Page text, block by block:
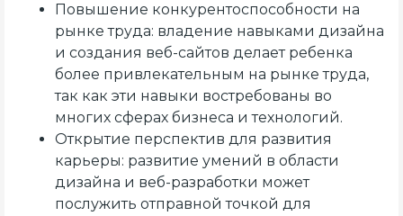
Повышение конкурентоспособности на
рынке труда: владение навыками дизайна
и создания веб-сайтов делает ребенка
более привлекательным на рынке труда,
так как эти навыки востребованы во
многих сферах бизнеса и технологий.
Открытие перспектив для развития
карьеры: развитие умений в области
дизайна и веб-разработки может
послужить отправной точкой для